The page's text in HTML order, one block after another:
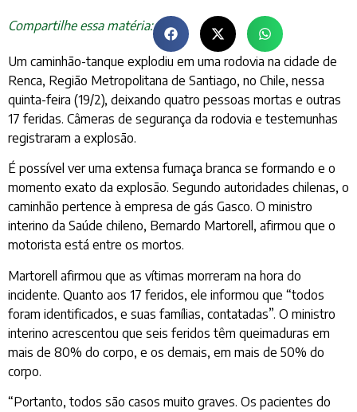
Compartilhe essa matéria:
Um caminhão-tanque explodiu em uma rodovia na cidade de
Renca, Região Metropolitana de Santiago, no Chile, nessa
quinta-feira (19/2), deixando quatro pessoas mortas e outras
17 feridas. Câmeras de segurança da rodovia e testemunhas
registraram a explosão.
É possível ver uma extensa fumaça branca se formando e o
momento exato da explosão. Segundo autoridades chilenas, o
caminhão pertence à empresa de gás Gasco. O ministro
interino da Saúde chileno, Bernardo Martorell, afirmou que o
motorista está entre os mortos.
Martorell afirmou que as vítimas morreram na hora do
incidente. Quanto aos 17 feridos, ele informou que “todos
foram identificados, e suas famílias, contatadas”. O ministro
interino acrescentou que seis feridos têm queimaduras em
mais de 80% do corpo, e os demais, em mais de 50% do
corpo.
“Portanto, todos são casos muito graves. Os pacientes do